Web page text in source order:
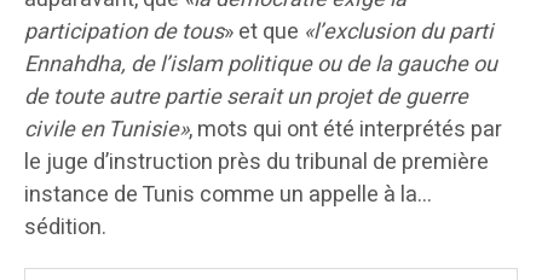
participation de tous» et que «l’exclusion du parti
Ennahdha, de l’islam politique ou de la gauche ou
de toute autre partie serait un projet de guerre
civile en Tunisie», mots qui ont été interprétés par
le juge d’instruction près du tribunal de première
instance de Tunis comme un appelle à la…
sédition.